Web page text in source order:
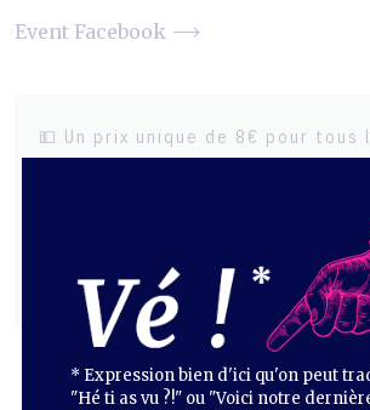
Event Facebook
💵 Un prix unique de 8€ pour tous
🍕 Une offre de pizza fritta
notre échoppier napolitain
* Expression bien d'ici qu'on peut
"Hé ti as vu ?!" ou "Voici notre